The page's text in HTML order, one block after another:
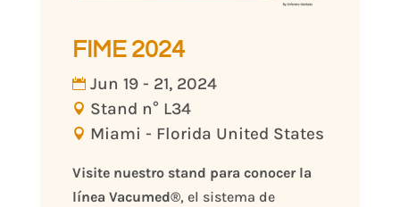
FIME 2024
Jun 19 - 21, 2024
Stand n° L34
Miami - Florida United States
Visite nuestro stand para conocer la
línea Vacumed®, el sistema de